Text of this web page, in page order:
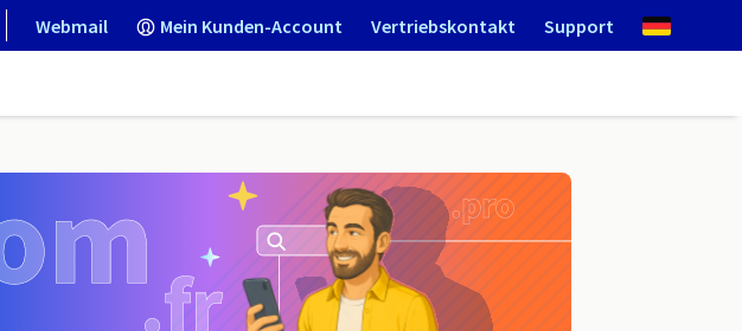
Webmail Mein Kunden-Account Vertriebskontakt Support